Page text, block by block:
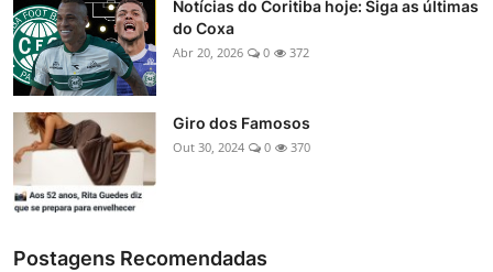
Notícias do Coritiba hoje: Siga as últimas
do Coxa
Abr 20, 2026 0 372
Giro dos Famosos
Out 30, 2024 0 370
Postagens Recomendadas